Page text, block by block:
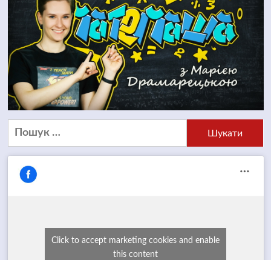
Пошук:
Click to accept marketing cookies and enable
this content